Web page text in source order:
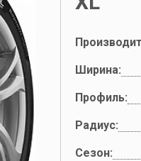
Ширина:
Профиль:
Радиус:
Сезон: